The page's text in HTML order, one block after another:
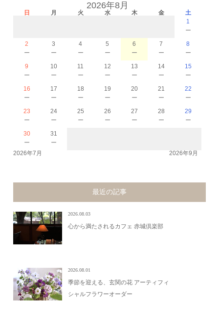
2026年8月
日 月 火 水 木 金
土
1
－
2
－
3
－
4
－
5
－
6
－
7
－
8
－
9
－
10
－
11
－
12
－
13
－
14
－
15
－
16
－
17
－
18
－
19
－
20
－
21
－
22
－
23
－
24
－
25
－
26
－
27
－
28
－
29
－
30
－
31
－
2026年7月 2026年9月
最近の記事
2026.08.03
心から満たされるカフェ 赤城倶楽部
2026.08.01
季節を迎える、玄関の花 アーティフィ
シャルフラワーオーダー